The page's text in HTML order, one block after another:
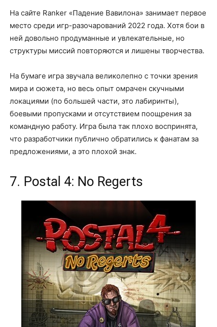
На сайте Ranker «Падение Вавилона» занимает первое
место среди игр-разочарований 2022 года. Хотя бои в
ней довольно продуманные и увлекательные, но
структуры миссий повторяются и лишены творчества.
На бумаге игра звучала великолепно с точки зрения
мира и сюжета, но весь опыт омрачен скучными
локациями (по большей части, это лабиринты),
боевыми пропусками и отсутствием поощрения за
командную работу. Игра была так плохо воспринята,
что разработчики публично обратились к фанатам за
предложениями, а это плохой знак.
7. Postal 4: No Regerts